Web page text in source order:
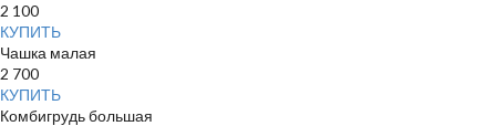
2 100
КУПИТЬ
Чашка малая
2 700
КУПИТЬ
Комбигрудь большая